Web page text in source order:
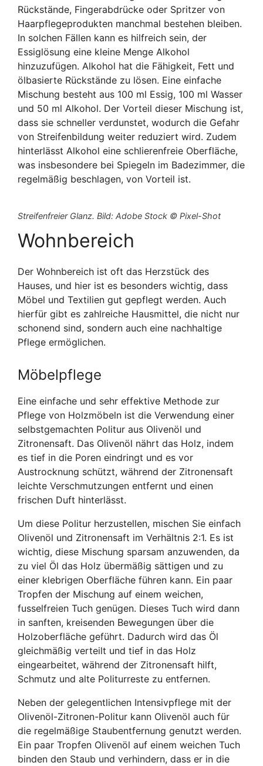
Rückstände, Fingerabdrücke oder Spritzer von
Haarpflegeprodukten manchmal bestehen bleiben.
In solchen Fällen kann es hilfreich sein, der
Essiglösung eine kleine Menge Alkohol
hinzuzufügen. Alkohol hat die Fähigkeit, Fett und
ölbasierte Rückstände zu lösen. Eine einfache
Mischung besteht aus 100 ml Essig, 100 ml Wasser
und 50 ml Alkohol. Der Vorteil dieser Mischung ist,
dass sie schneller verdunstet, wodurch die Gefahr
von Streifenbildung weiter reduziert wird. Zudem
hinterlässt Alkohol eine schlierenfreie Oberfläche,
was insbesondere bei Spiegeln im Badezimmer, die
regelmäßig beschlagen, von Vorteil ist.
Streifenfreier Glanz. Bild: Adobe Stock © Pixel-Shot
Wohnbereich
Der Wohnbereich ist oft das Herzstück des
Hauses, und hier ist es besonders wichtig, dass
Möbel und Textilien gut gepflegt werden. Auch
hierfür gibt es zahlreiche Hausmittel, die nicht nur
schonend sind, sondern auch eine nachhaltige
Pflege ermöglichen.
Möbelpflege
Eine einfache und sehr effektive Methode zur
Pflege von Holzmöbeln ist die Verwendung einer
selbstgemachten Politur aus Olivenöl und
Zitronensaft. Das Olivenöl nährt das Holz, indem
es tief in die Poren eindringt und es vor
Austrocknung schützt, während der Zitronensaft
leichte Verschmutzungen entfernt und einen
frischen Duft hinterlässt.
Um diese Politur herzustellen, mischen Sie einfach
Olivenöl und Zitronensaft im Verhältnis 2:1. Es ist
wichtig, diese Mischung sparsam anzuwenden, da
zu viel Öl das Holz übermäßig sättigen und zu
einer klebrigen Oberfläche führen kann. Ein paar
Tropfen der Mischung auf einem weichen,
fusselfreien Tuch genügen. Dieses Tuch wird dann
in sanften, kreisenden Bewegungen über die
Holzoberfläche geführt. Dadurch wird das Öl
gleichmäßig verteilt und tief in das Holz
eingearbeitet, während der Zitronensaft hilft,
Schmutz und alte Politurreste zu entfernen.
Neben der gelegentlichen Intensivpflege mit der
Olivenöl-Zitronen-Politur kann Olivenöl auch für
die regelmäßige Staubentfernung genutzt werden.
Ein paar Tropfen Olivenöl auf einem weichen Tuch
binden den Staub und verhindern, dass er in die